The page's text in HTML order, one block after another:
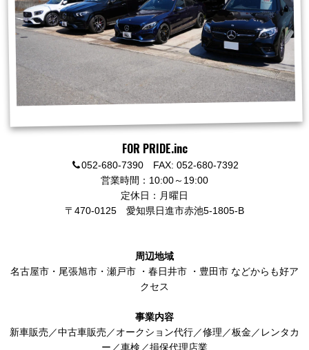
FOR PRIDE.inc
052-680-7390 FAX: 052-680-7392
営業時間：10:00～19:00
定休日：月曜日
〒470-0125 愛知県日進市赤池5-1805-B
周辺地域
名古屋市 ・ 尾張旭市 ・ 瀬戸市 ・ 春日井市 ・ 豊田市 などからも好ア
クセス
事業内容
新車販売／中古車販売／オークション代行／修理／板金／レンタカ
ー／車検／損保代理店業